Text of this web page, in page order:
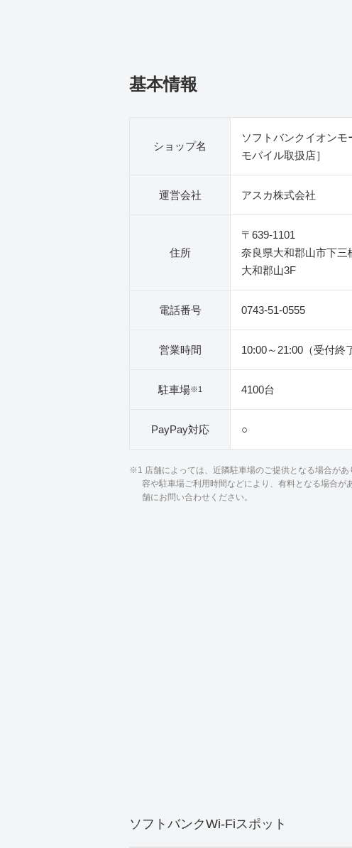
基本情報
ショップ名
ソフトバンクイオンモ
モバイル取扱店］
運営会社 アスカ株式会社
住所
〒639-1101
奈良県大和郡山市下三
大和郡山3F
電話番号 0743-51-0555
営業時間 10:00～21:00（受付終
駐車場※1 4100台
PayPay対応 ○
※1 店舗によっては、近隣駐車場のご提供となる場合があ
容や駐車場ご利用時間などにより、有料となる場合が
舗にお問い合わせください。
ソフトバンクWi-Fiスポット